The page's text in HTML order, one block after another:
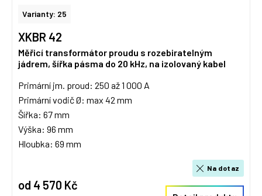
Varianty: 25
XKBR 42
Měřicí transformátor proudu s rozebiratelným
jádrem, šířka pásma do 20 kHz, na izolovaný kabel
Primární jm. proud: 250 až 1 000 A
Primární vodič Ø: max 42 mm
Šířka: 67 mm
Výška: 96 mm
Hloubka: 69 mm
od 4 570 Kč
Na dotaz